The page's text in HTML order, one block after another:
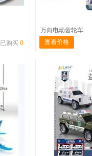
已购买 0
万向电动齿轮车
查看价格